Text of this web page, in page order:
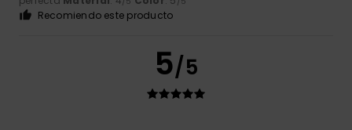
Recomiendo este producto
5/5